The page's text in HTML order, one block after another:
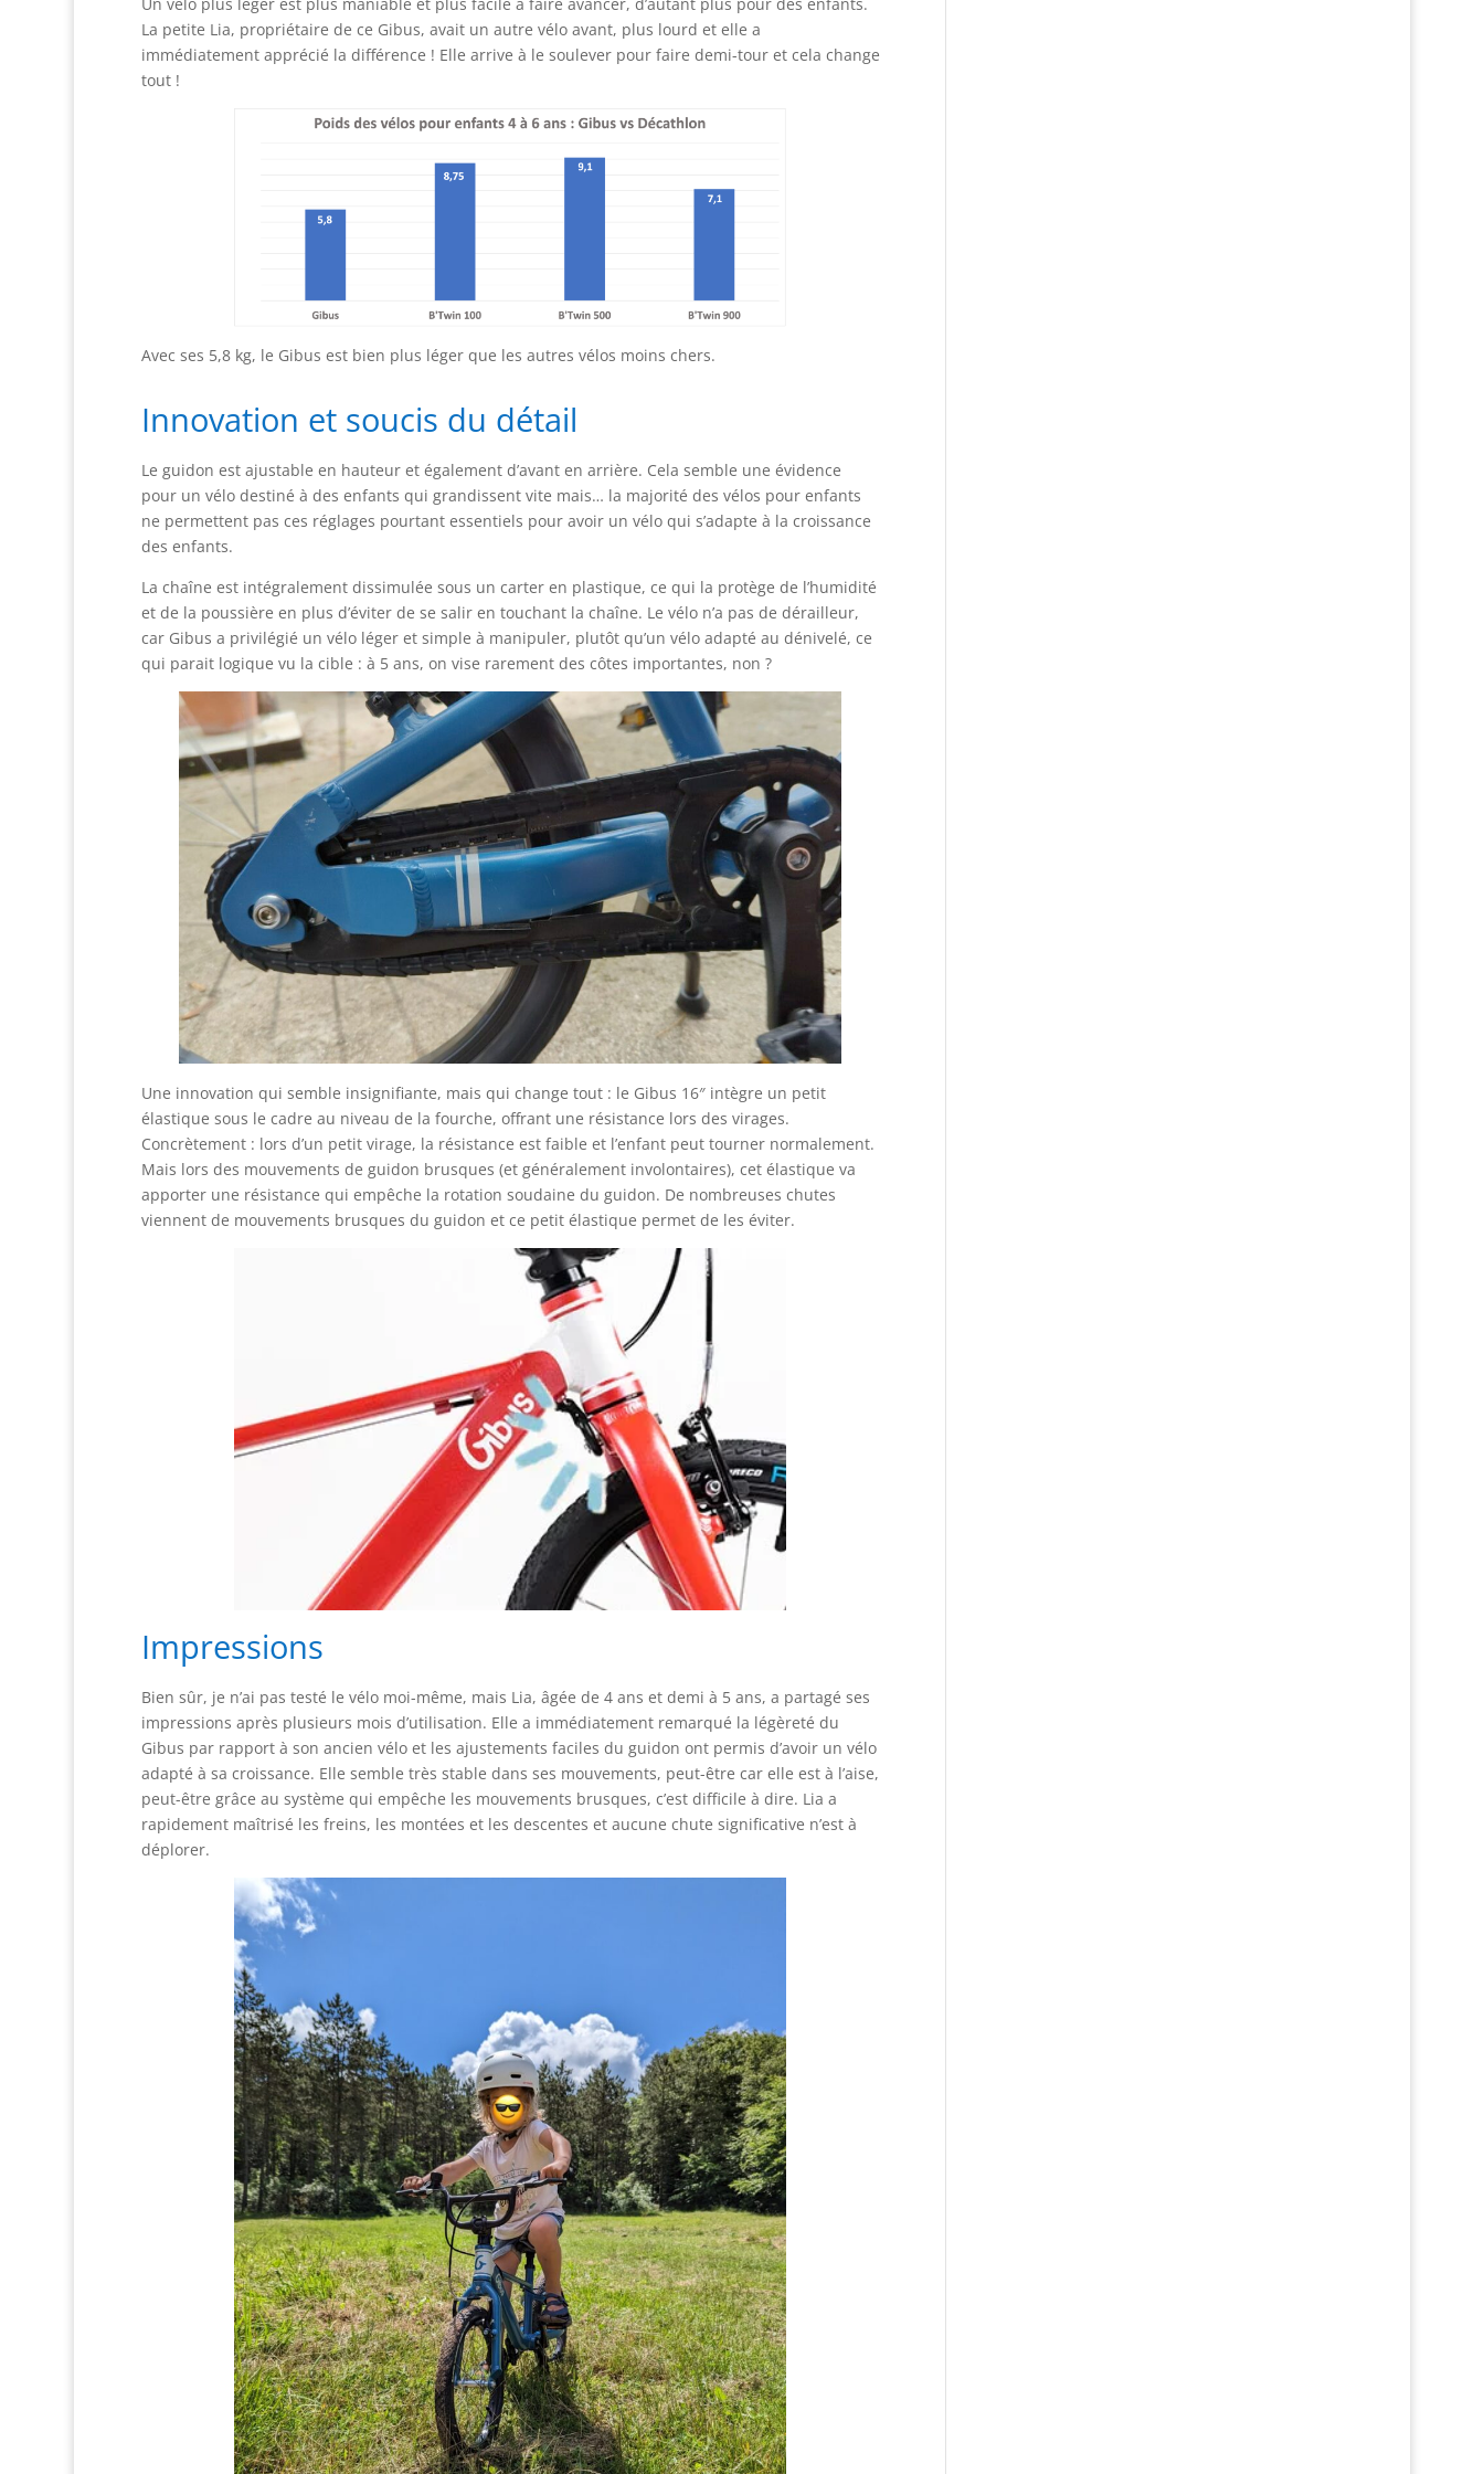
La petite Lia, propriétaire de ce Gibus, avait un autre vélo avant, plus lourd et elle a
immédiatement apprécié la différence ! Elle arrive à le soulever pour faire demi-tour et cela change
tout !
Avec ses 5,8 kg, le Gibus est bien plus léger que les autres vélos moins chers.
Innovation et soucis du détail
Le guidon est ajustable en hauteur et également d’avant en arrière. Cela semble une évidence
pour un vélo destiné à des enfants qui grandissent vite mais… la majorité des vélos pour enfants
ne permettent pas ces réglages pourtant essentiels pour avoir un vélo qui s’adapte à la croissance
des enfants.
La chaîne est intégralement dissimulée sous un carter en plastique, ce qui la protège de l’humidité
et de la poussière en plus d’éviter de se salir en touchant la chaîne. Le vélo n’a pas de dérailleur,
car Gibus a privilégié un vélo léger et simple à manipuler, plutôt qu’un vélo adapté au dénivelé, ce
qui parait logique vu la cible : à 5 ans, on vise rarement des côtes importantes, non ?
Une innovation qui semble insignifiante, mais qui change tout : le Gibus 16″ intègre un petit
élastique sous le cadre au niveau de la fourche, offrant une résistance lors des virages.
Concrètement : lors d’un petit virage, la résistance est faible et l’enfant peut tourner normalement.
Mais lors des mouvements de guidon brusques (et généralement involontaires), cet élastique va
apporter une résistance qui empêche la rotation soudaine du guidon. De nombreuses chutes
viennent de mouvements brusques du guidon et ce petit élastique permet de les éviter.
Impressions
Bien sûr, je n’ai pas testé le vélo moi-même, mais Lia, âgée de 4 ans et demi à 5 ans, a partagé ses
impressions après plusieurs mois d’utilisation. Elle a immédiatement remarqué la légèreté du
Gibus par rapport à son ancien vélo et les ajustements faciles du guidon ont permis d’avoir un vélo
adapté à sa croissance. Elle semble très stable dans ses mouvements, peut-être car elle est à l’aise,
peut-être grâce au système qui empêche les mouvements brusques, c’est difficile à dire. Lia a
rapidement maîtrisé les freins, les montées et les descentes et aucune chute significative n’est à
déplorer.